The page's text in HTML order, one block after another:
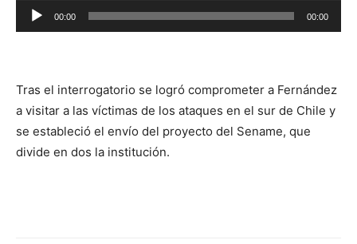
Reproductor
de
00:00 00:00
Tras el interrogatorio se logró comprometer a Fernández
a visitar a las víctimas de los ataques en el sur de Chile y
se estableció el envío del proyecto del Sename, que
divide en dos la institución.